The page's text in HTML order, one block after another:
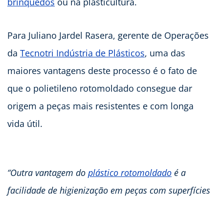
Para Juliano Jardel Rasera, gerente de Operações
da Tecnotri Indústria de Plásticos, uma das
maiores vantagens deste processo é o fato de
que o polietileno rotomoldado consegue dar
origem a peças mais resistentes e com longa
vida útil.
“Outra vantagem do plástico rotomoldado é a
facilidade de higienização em peças com superfícies